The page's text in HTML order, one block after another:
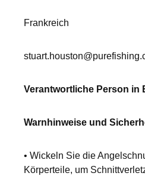
Frankreich
Verantwortliche Person in
Warnhinweise und
• Wickeln Sie die
Körperteile, um